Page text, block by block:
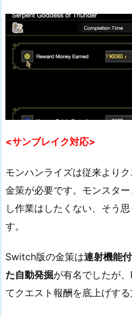
<サンブレイク対応>
モンハンライズは従来より
金策が必要です。モンスタ
し作業はしたくない、そう
す。
Switch版の金策は連射機能
た自動発掘が有名でしたが
てクエスト報酬を底上げする